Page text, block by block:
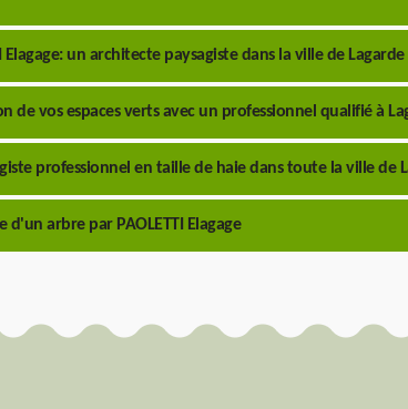
Elagage: un architecte paysagiste dans la ville de
de vos espaces verts avec un professionnel qualifié à
professionnel en taille de haie dans toute la ville de
d'un arbre par PAOLETTI Elagage